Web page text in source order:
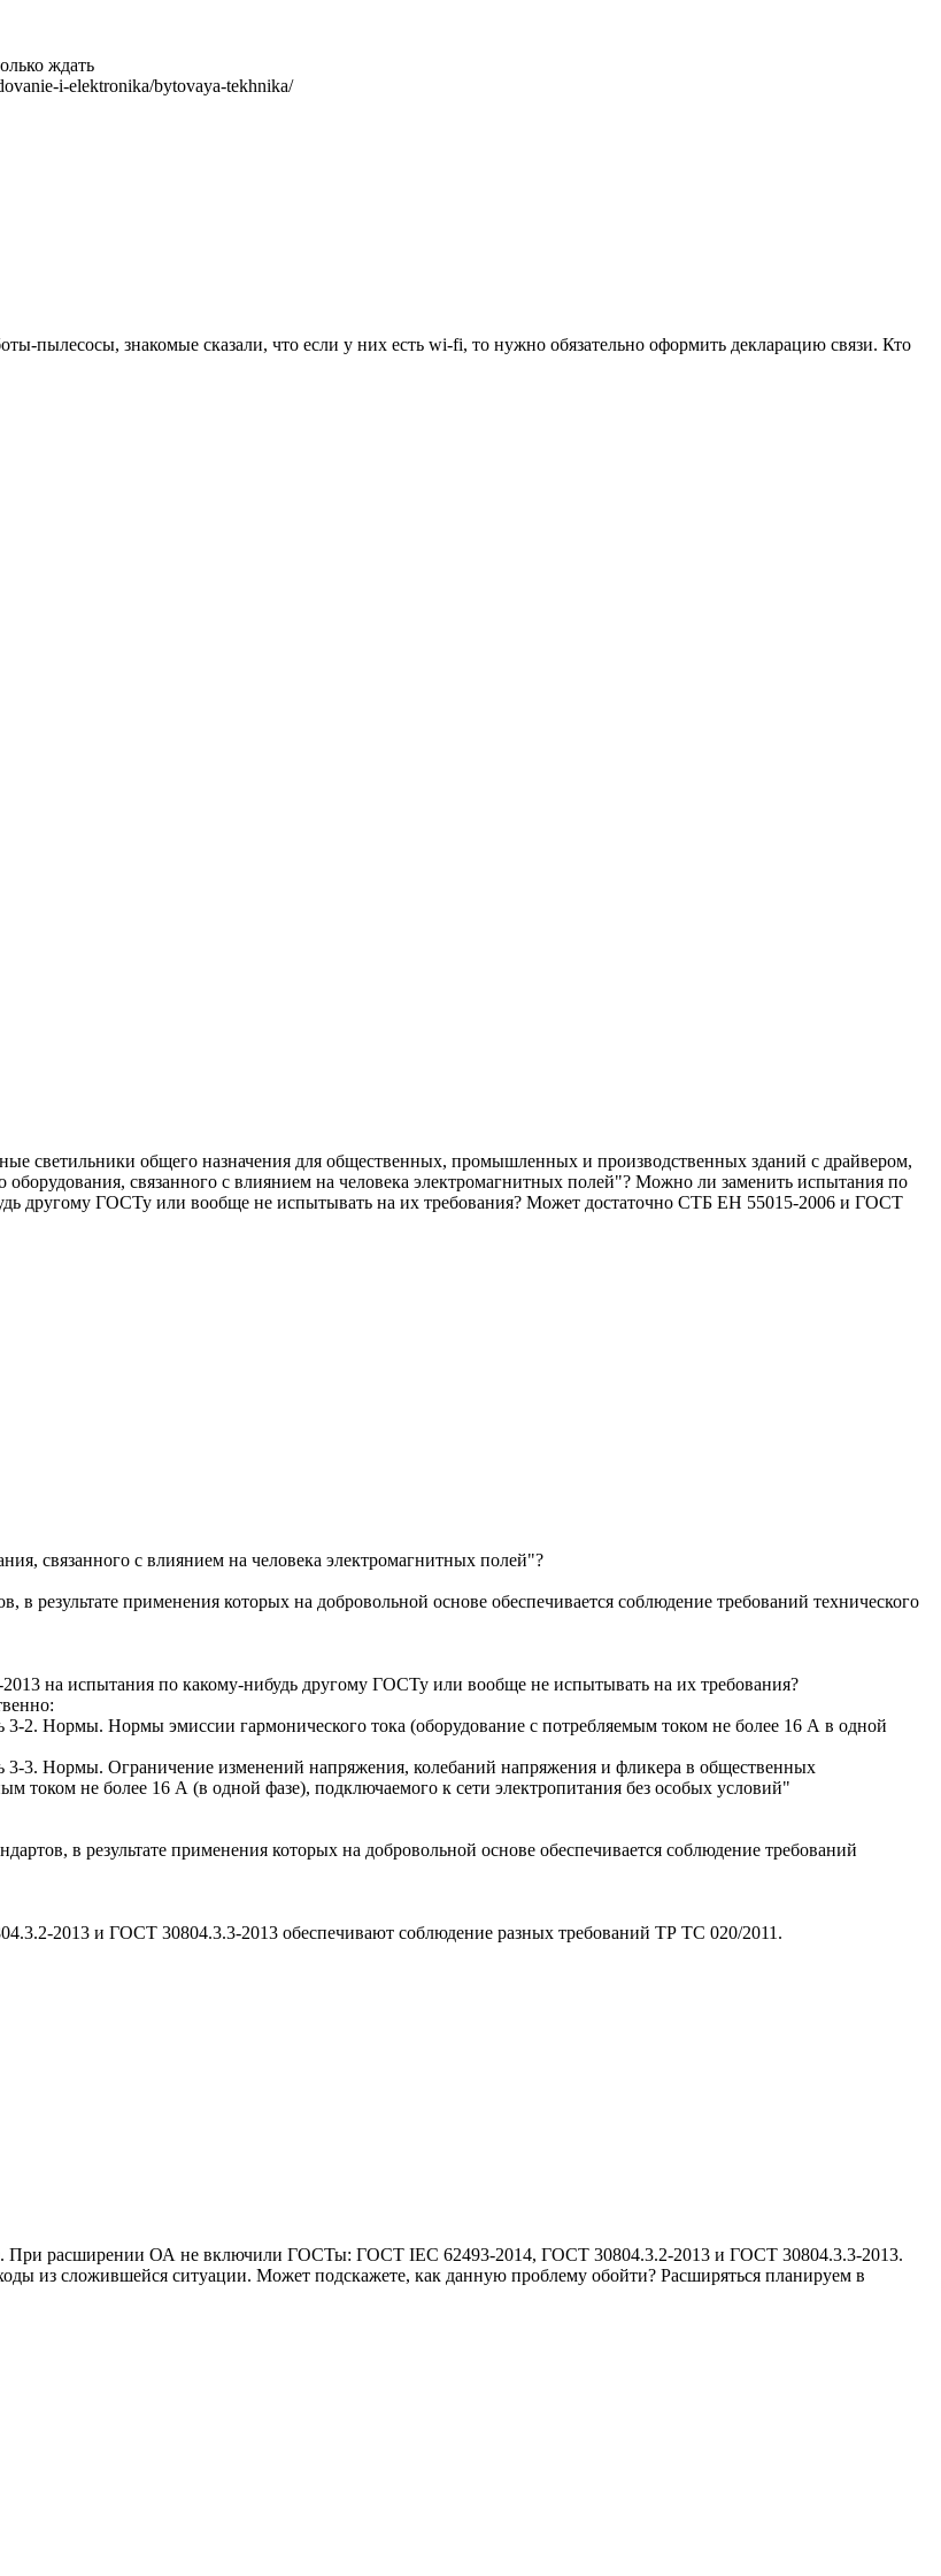
ждать
i-elektronika/bytovaya-tekhnika/
пылесосы, знакомые сказали, что если у них есть wi-fi, то нужно обязательно оформить декларацию связи. Кто
светильники общего назначения для общественных, промышленных и производственных зданий с драйвером,
связанного с влиянием на человека электромагнитных полей"? Можно ли заменить испытания по
другому ГОСТу или вообще не испытывать на их требования? Может достаточно СТБ ЕН 55015-2006 и ГОСТ
связанного с влиянием на человека электромагнитных полей"?
результате применения которых на добровольной основе обеспечивается соблюдение требований технического
на испытания по какому-нибудь другому ГОСТу или вообще не испытывать на их требования?
Нормы. Нормы эмиссии гармонического тока (оборудование с потребляемым током не более 16 А в одной
3. Нормы. Ограничение изменений напряжения, колебаний напряжения и фликера в общественных
током не более 16 А (в одной фазе), подключаемого к сети электропитания без особых условий"
в результате применения которых на добровольной основе обеспечивается соблюдение требований
2013 и ГОСТ 30804.3.3-2013 обеспечивают соблюдение разных требований ТР ТС 020/2011.​
При расширении ОА не включили ГОСТы: ГОСТ IEC 62493-2014, ГОСТ 30804.3.2-2013 и ГОСТ 30804.3.3-2013.
из сложившейся ситуации. Может подскажете, как данную проблему обойти? Расширяться планируем в